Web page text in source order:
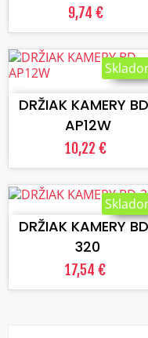
9,74 €
VLOŽIŤ DO KOŠÍKA
DRŽIAK KAMERY
AP12W
10,22 €
VLOŽIŤ DO KOŠÍKA
DRŽIAK KAMERY
320
17,54 €